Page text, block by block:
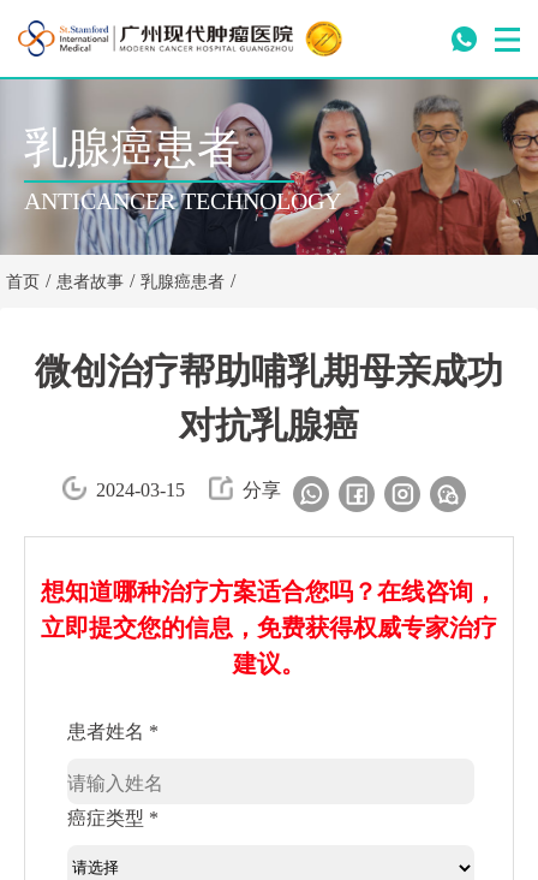
乳腺癌患者
ANTICANCER TECHNOLOGY
首页 / 患者故事 / 乳腺癌患者 /
微创治疗帮助哺乳期母亲成功
对抗乳腺癌
2024-03-15 分享
想知道哪种治疗方案适合您吗？在线咨询，
立即提交您的信息，免费获得权威专家治疗
建议。
患者姓名 *
癌症类型 *